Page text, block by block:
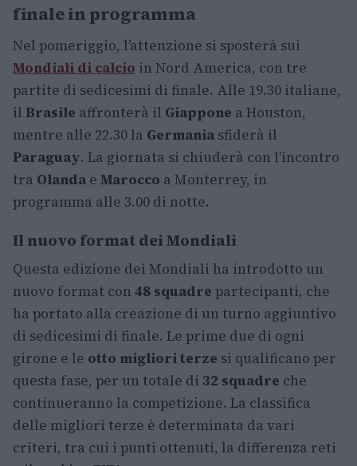
finale in programma
Nel pomeriggio, l’attenzione si sposterà sui
Mondiali di calcio in Nord America, con tre
partite di sedicesimi di finale. Alle 19.30 italiane,
il Brasile affronterà il Giappone a Houston,
mentre alle 22.30 la Germania sfiderà il
Paraguay. La giornata si chiuderà con l’incontro
tra Olanda e Marocco a Monterrey, in
programma alle 3.00 di notte.
Il nuovo format dei Mondiali
Questa edizione dei Mondiali ha introdotto un
nuovo format con 48 squadre partecipanti, che
ha portato alla creazione di un turno aggiuntivo
di sedicesimi di finale. Le prime due di ogni
girone e le otto migliori terze si qualificano per
questa fase, per un totale di 32 squadre che
continueranno la competizione. La classifica
delle migliori terze è determinata da vari
criteri, tra cui i punti ottenuti, la differenza reti